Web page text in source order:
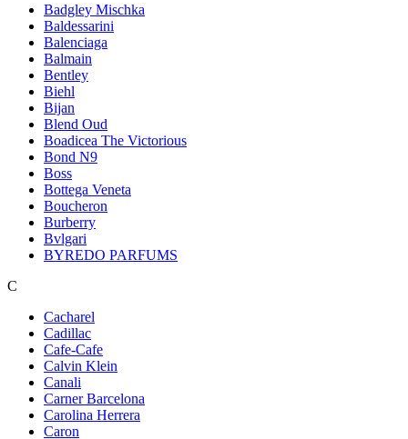
Badgley Mischka
Baldessarini
Balenciaga
Balmain
Bentley
Biehl
Bijan
Blend Oud
Boadicea The Victorious
Bond N9
Boss
Bottega Veneta
Boucheron
Burberry
Bvlgari
BYREDO PARFUMS
C
Cacharel
Cadillac
Cafe-Cafe
Calvin Klein
Canali
Carner Barcelona
Carolina Herrera
Caron